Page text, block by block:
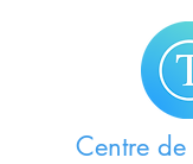
Centre de